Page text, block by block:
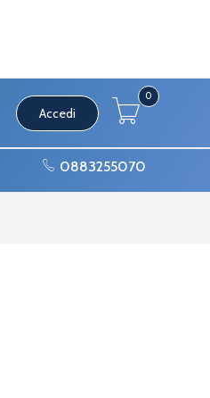
Accedi
0
0883255070